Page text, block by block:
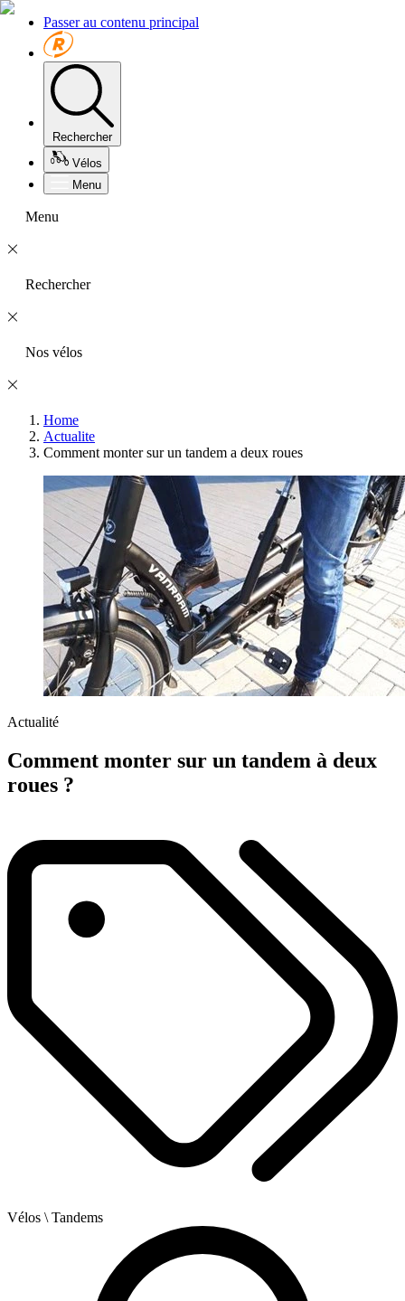
Passer au contenu principal
Rechercher
Vélos
Menu
Menu
Rechercher
Nos vélos
Home
Actualite
Comment monter sur un tandem a deux roues
Actualité
Comment monter sur un tandem à deux
roues ?
Vélos \ Tandems